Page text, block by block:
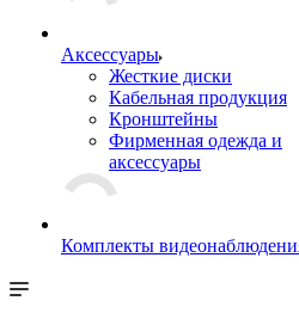
Аксессуары
Жесткие диски
Кабельная продукция
Кронштейны
Фирменная одежда и
аксессуары
Комплекты